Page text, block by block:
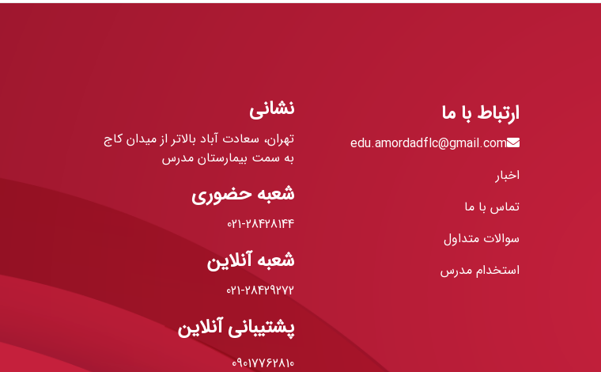
ارتباط با ما
edu.amordadflc@gmail.com
اخبار
تماس با ما
سوالات متداول
استخدام مدرس
نشانی
تهران، سعادت آباد بالاتر از میدان کاج
به سمت بیمارستان مدرس
شعبه حضوری
021-28428144
شعبه آنلاین
021-28429272
پشتیبانی آنلاین
09017762810